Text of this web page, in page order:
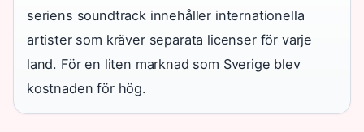
seriens soundtrack innehåller internationella
artister som kräver separata licenser för varje
land. För en liten marknad som Sverige blev
kostnaden för hög.